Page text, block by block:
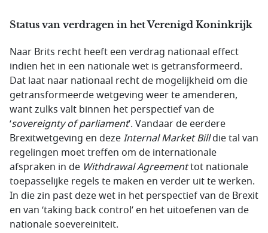
Status van verdragen in het Verenigd Koninkrijk
Naar Brits recht heeft een verdrag nationaal effect
indien het in een nationale wet is getransformeerd.
Dat laat naar nationaal recht de mogelijkheid om die
getransformeerde wetgeving weer te amenderen,
want zulks valt binnen het perspectief van de
‘sovereignty of parliament’. Vandaar de eerdere
Brexitwetgeving en dezeInternal Market Billdie tal van
regelingen moet treffen om de internationale
afspraken in de Withdrawal Agreementtot nationale
toepasselijke regels te maken en verder uit te werken.
In die zin past deze wet in het perspectief van de Brexit
en van ‘taking back control’ en het uitoefenen van de
nationale soevereiniteit.